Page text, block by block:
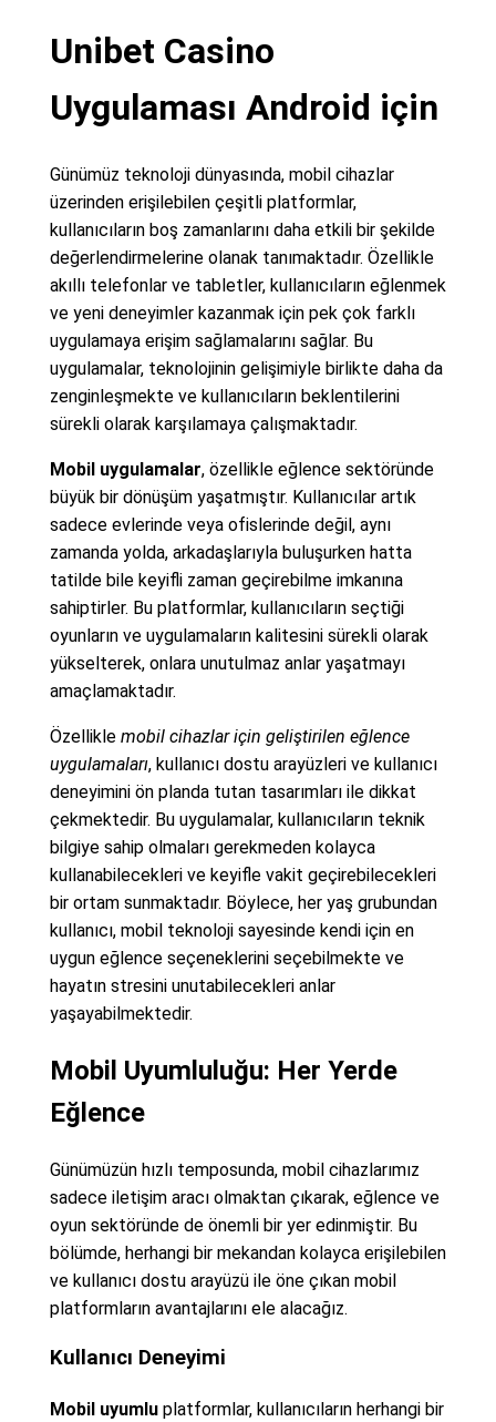
Unibet Casino
Uygulaması Android için
Günümüz teknoloji dünyasında, mobil cihazlar
üzerinden erişilebilen çeşitli platformlar,
kullanıcıların boş zamanlarını daha etkili bir şekilde
değerlendirmelerine olanak tanımaktadır. Özellikle
akıllı telefonlar ve tabletler, kullanıcıların eğlenmek
ve yeni deneyimler kazanmak için pek çok farklı
uygulamaya erişim sağlamalarını sağlar. Bu
uygulamalar, teknolojinin gelişimiyle birlikte daha da
zenginleşmekte ve kullanıcıların beklentilerini
sürekli olarak karşılamaya çalışmaktadır.
Mobil uygulamalar, özellikle eğlence sektöründe
büyük bir dönüşüm yaşatmıştır. Kullanıcılar artık
sadece evlerinde veya ofislerinde değil, aynı
zamanda yolda, arkadaşlarıyla buluşurken hatta
tatilde bile keyifli zaman geçirebilme imkanına
sahiptirler. Bu platformlar, kullanıcıların seçtiği
oyunların ve uygulamaların kalitesini sürekli olarak
yükselterek, onlara unutulmaz anlar yaşatmayı
amaçlamaktadır.
Özellikle mobil cihazlar için geliştirilen eğlence
uygulamaları, kullanıcı dostu arayüzleri ve kullanıcı
deneyimini ön planda tutan tasarımları ile dikkat
çekmektedir. Bu uygulamalar, kullanıcıların teknik
bilgiye sahip olmaları gerekmeden kolayca
kullanabilecekleri ve keyifle vakit geçirebilecekleri
bir ortam sunmaktadır. Böylece, her yaş grubundan
kullanıcı, mobil teknoloji sayesinde kendi için en
uygun eğlence seçeneklerini seçebilmekte ve
hayatın stresini unutabilecekleri anlar
yaşayabilmektedir.
Mobil Uyumluluğu: Her Yerde
Eğlence
Günümüzün hızlı temposunda, mobil cihazlarımız
sadece iletişim aracı olmaktan çıkarak, eğlence ve
oyun sektöründe de önemli bir yer edinmiştir. Bu
bölümde, herhangi bir mekandan kolayca erişilebilen
ve kullanıcı dostu arayüzü ile öne çıkan mobil
platformların avantajlarını ele alacağız.
Kullanıcı Deneyimi
Mobil uyumluplatformlar, kullanıcıların herhangi bir